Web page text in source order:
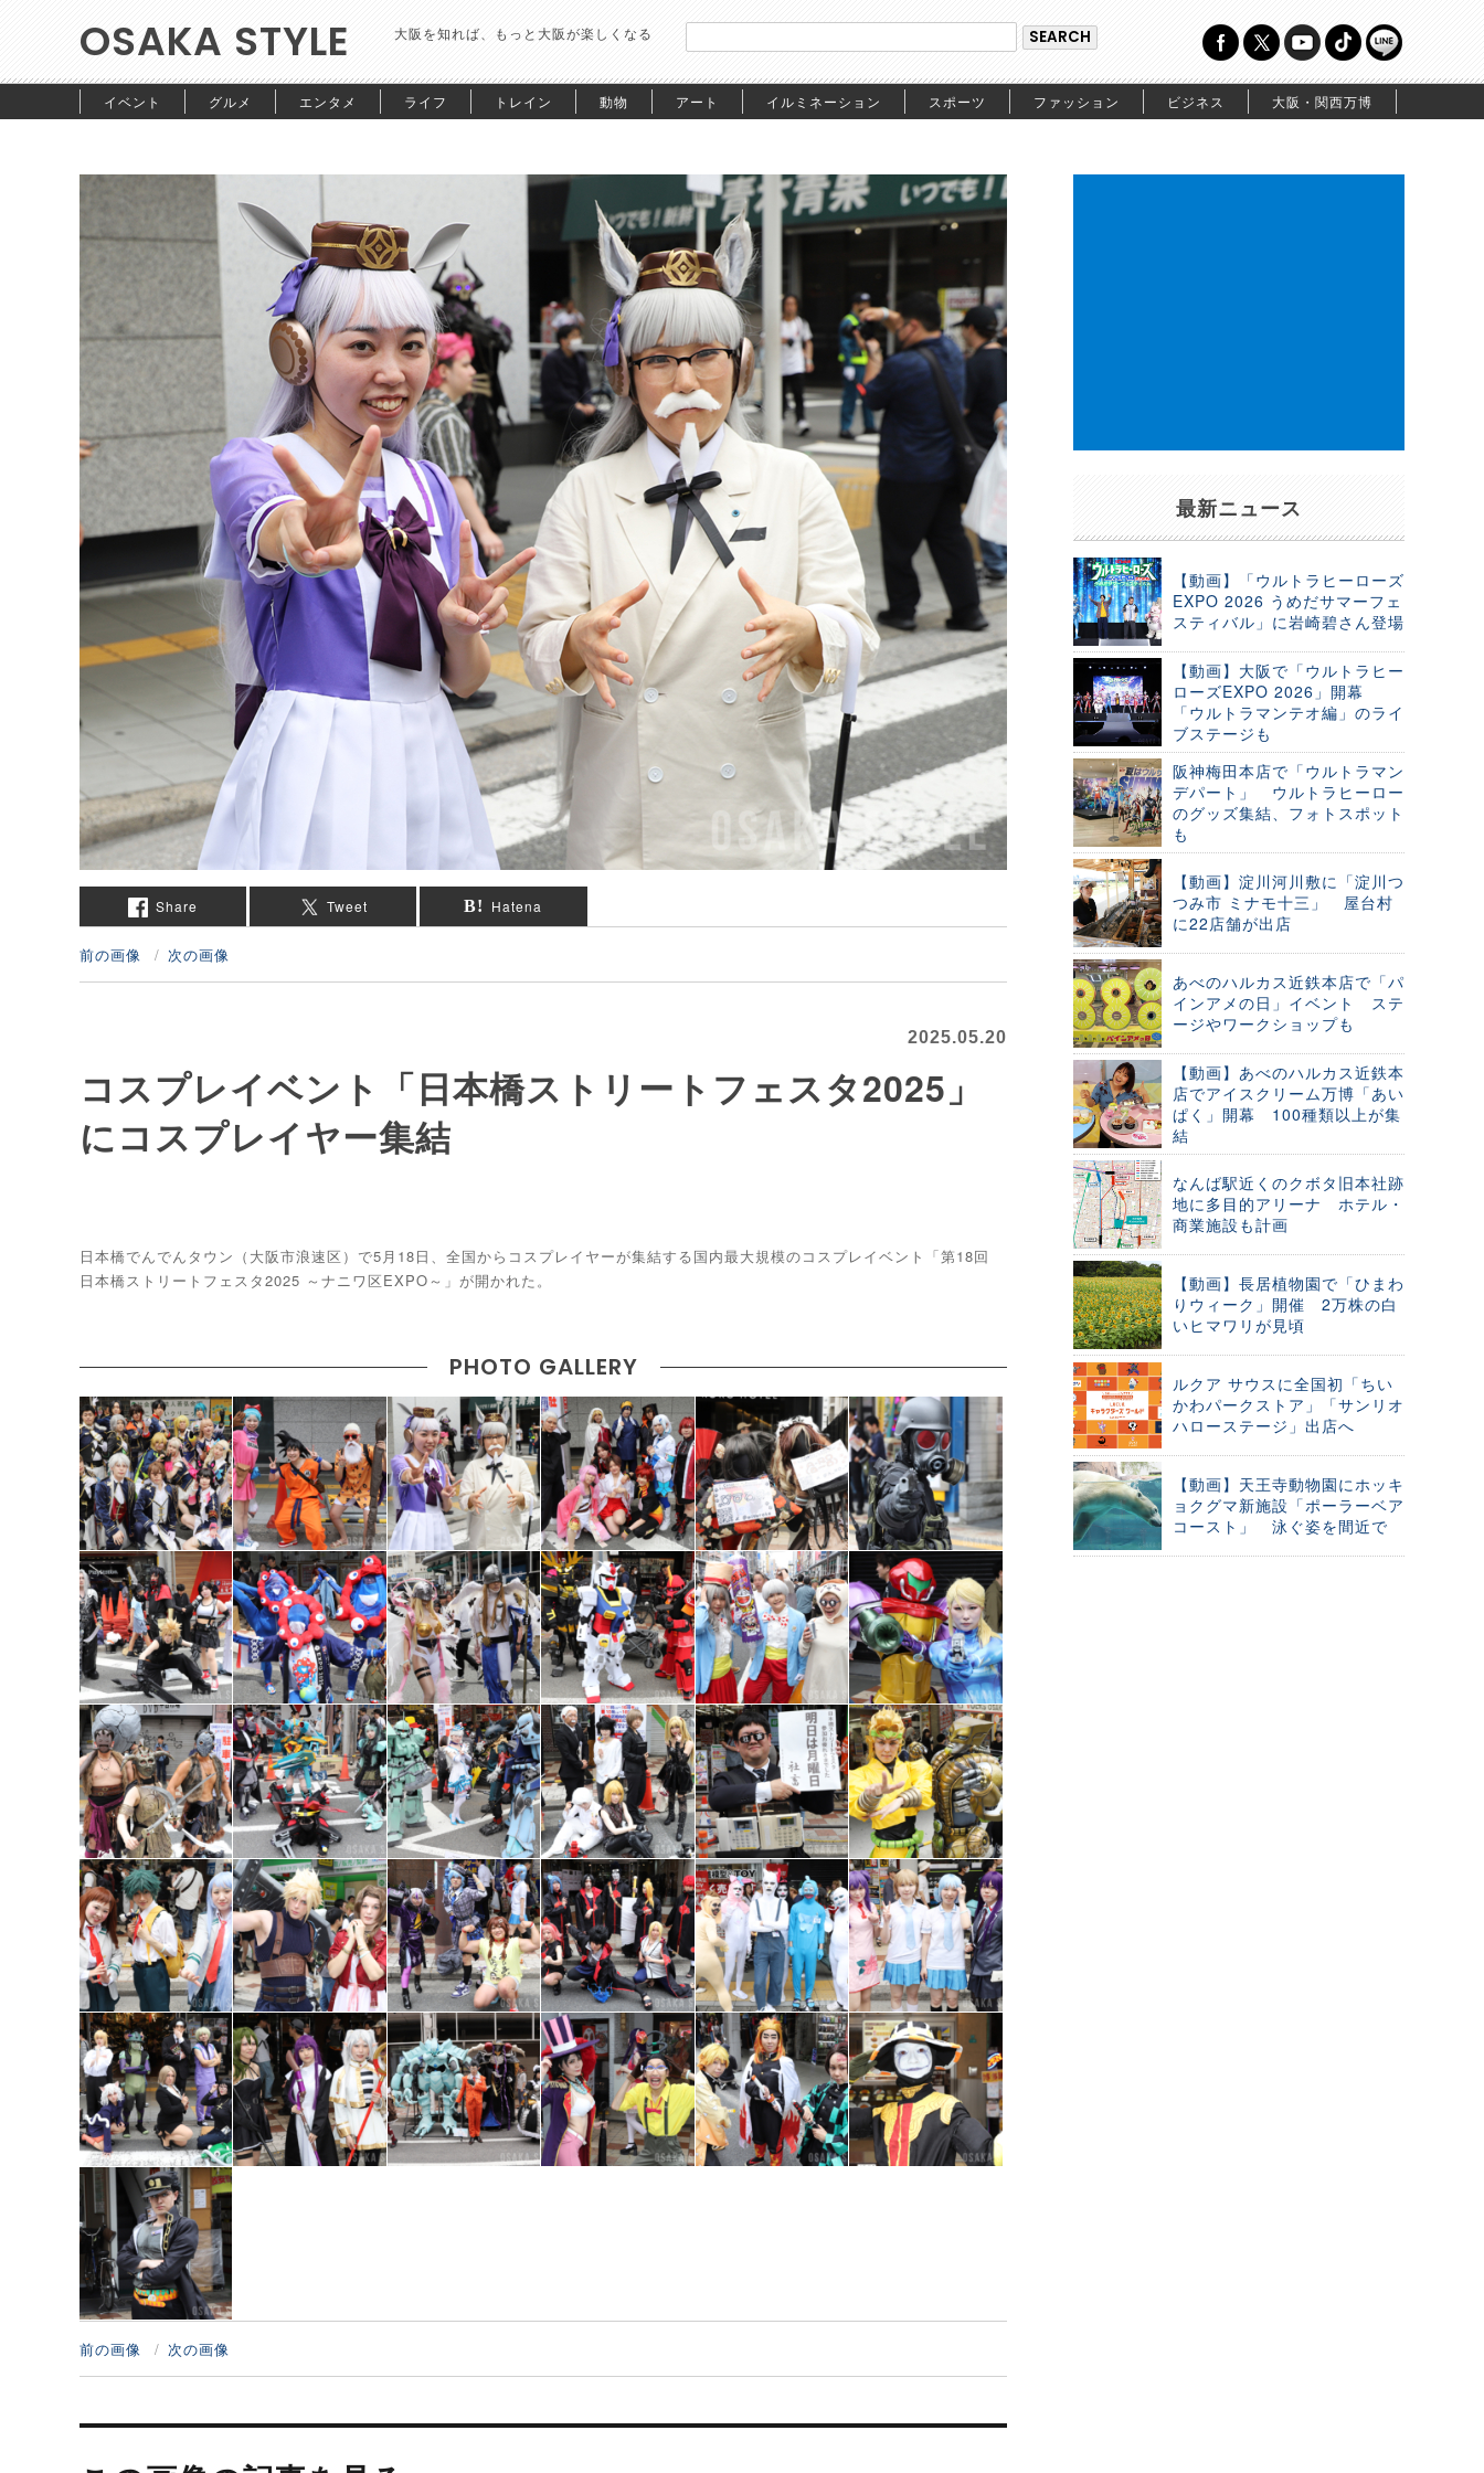
OSAKA STYLE 大阪を知れば、もっと大阪が楽しくなる
イベント グルメ エンタメ ライフ トレイン 動物 アート イルミネーション スポーツ ファッション ビジネス 大阪・関西万博
Share Tweet Hatena
前の画像 次の画像
2025.05.20
コスプレイベント「日本橋ストリートフェスタ2025」
にコスプレイヤー集結
日本橋でんでんタウン（大阪市浪速区）で5月18日、全国からコスプレイヤーが集結する国内最大規模のコスプレイベント「第18回
日本橋ストリートフェスタ2025 ～ナニワ区EXPO～」が開かれた。
PHOTO GALLERY
前の画像 次の画像
投
最新ニュース
【動画】「ウルトラヒーローズ
EXPO 2026 うめだサマーフェ
スティバル」に岩崎碧さん登場
【動画】大阪で「ウルトラヒー
ローズEXPO 2026」開幕
「ウルトラマンテオ編」のライ
ブステージも
阪神梅田本店で「ウルトラマン
デパート」 ウルトラヒーロー
のグッズ集結、フォトスポット
も
【動画】淀川河川敷に「淀川つ
つみ市 ミナモ十三」 屋台村
に22店舗が出店
あべのハルカス近鉄本店で「パ
インアメの日」イベント ステ
ージやワークショップも
【動画】あべのハルカス近鉄本
店でアイスクリーム万博「あい
ぱく」開幕 100種類以上が集
結
なんば駅近くのクボタ旧本社跡
地に多目的アリーナ ホテル・
商業施設も計画
【動画】長居植物園で「ひまわ
りウィーク」開催 2万株の白
いヒマワリが見頃
ルクア サウスに全国初「ちい
かわパークストア」「サンリオ
ハローステージ」出店へ
【動画】天王寺動物園にホッキ
ョクグマ新施設「ポーラーベア
コースト」 泳ぐ姿を間近で